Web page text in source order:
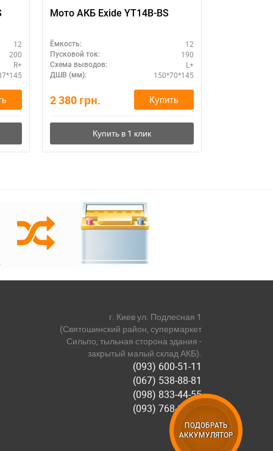
12
200
R+
Мото АКБ Exide YT14B-BS
Ёмкость: 12
Пусковой ток: 190
Схема выводов: L+
ДШВ (мм): 150*70*145
2 380 грн. Купить
г. Киев ул. Подлесная 1
(Святошинский район, супермаркет
Сильпо, тыльная сторона здания -
закрытый малый склад АКБ).
(093) 600-51-11
(067) 538-88-81
(098) 833-44-55
(093) 768-11-61
ПОДОБРАТЬ
АККУМУЛЯТОР